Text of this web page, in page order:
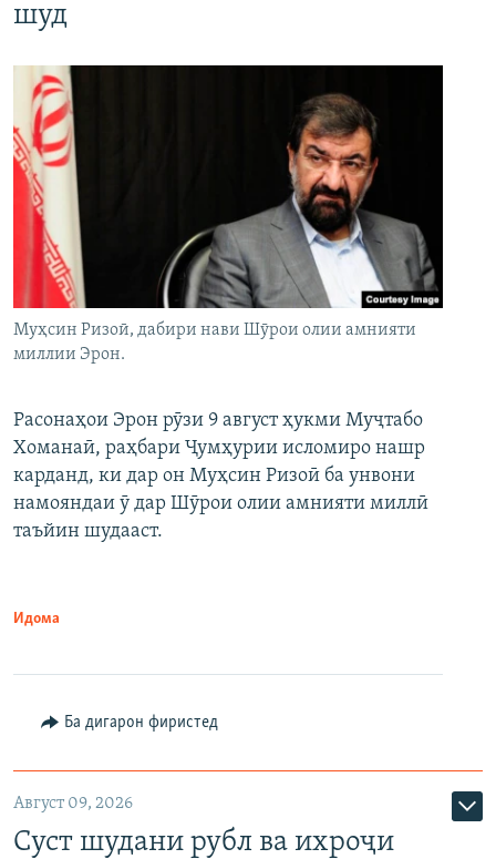
шуд
Муҳсин Ризоӣ, дабири нави Шӯрои олии амнияти
миллии Эрон.
Расонаҳои Эрон рӯзи 9 август ҳукми Муҷтабо
Хоманаӣ, раҳбари Ҷумҳурии исломиро нашр
карданд, ки дар он Муҳсин Ризоӣ ба унвони
намояндаи ӯ дар Шӯрои олии амнияти миллӣ
таъйин шудааст.
Идома
Ба дигарон фиристед
Август 09, 2026
Суст шудани рубл ва ихроҷи